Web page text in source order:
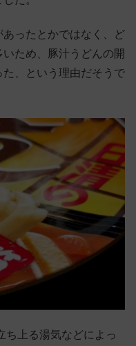
ったとかではなく、ど
ため、豚汁うどんの開
、という理由だそうで
ち上る湯気などによっ